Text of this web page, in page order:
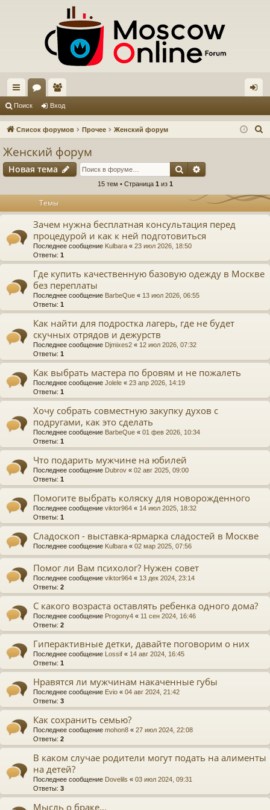
с
ы ум
ол
ьз
ат
ел
и
д
Поиск Вход
Список форумов Прочее Женский форум
Женский форум
Новая тема Поиск
15 тем • Страница 1 из 1
Темы
Зачем нужна бесплатная консультация перед
процедурой и как к ней подготовиться
Последнее сообщение Kulbara « 23 июл 2026, 18:50
Ответы: 1
Где купить качественную базовую одежду в Москве
без переплаты
Последнее сообщение BarbeQue « 13 июл 2026, 06:55
Ответы: 1
Как найти для подростка лагерь, где не будет
скучных отрядов и дежурств
Последнее сообщение Djmixes2 « 12 июл 2026, 07:32
Ответы: 1
Как выбрать мастера по бровям и не пожалеть
Последнее сообщение Jolele « 23 апр 2026, 14:19
Ответы: 1
Хочу собрать совместную закупку духов с
подругами, как это сделать
Последнее сообщение BarbeQue « 01 фев 2026, 10:34
Ответы: 1
Что подарить мужчине на юбилей
Последнее сообщение Dubrov « 02 авг 2025, 09:00
Ответы: 1
Помогите выбрать коляску для новорожденного
Последнее сообщение viktor964 « 14 июл 2025, 18:32
Ответы: 1
Сладоскоп - выставка-ярмарка сладостей в Москве
Последнее сообщение Kulbara « 02 мар 2025, 07:56
Помог ли Вам психолог? Нужен совет
Последнее сообщение viktor964 « 13 дек 2024, 23:14
Ответы: 2
С какого возраста оставлять ребенка одного дома?
Последнее сообщение Progony4 « 11 сен 2024, 16:46
Ответы: 2
Гиперактивные детки, давайте поговорим о них
Последнее сообщение Lossif « 14 авг 2024, 16:45
Ответы: 1
Нравятся ли мужчинам накаченные губы
Последнее сообщение Evio « 04 авг 2024, 21:42
Ответы: 3
Как сохранить семью?
Последнее сообщение mohon8 « 27 июл 2024, 22:08
Ответы: 2
В каком случае родители могут подать на алименты
на детей?
Последнее сообщение Dovelils « 03 июл 2024, 09:31
Ответы: 3
Мысль о браке...